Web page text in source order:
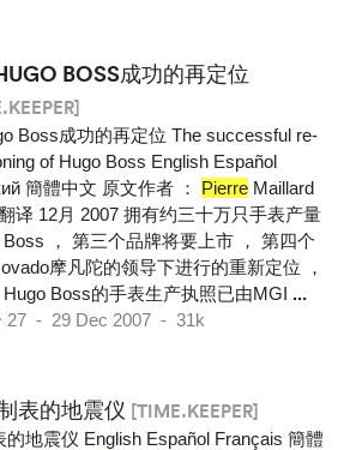
BOSS成功的再定位
Boss成功的再定位 The successful re-
of Hugo Boss English Español
簡體中文 原文作者 ： Pierre Maillard
译 12月 2007 拥有约三十万只手表产量
Boss ， 第三个品牌将要上市 ， 第四个
摩凡陀的领导下进行的重新定位 ，
Boss的手表生产执照已由MGI ...
- 29 Dec 2007 - 31k
表的地震仪 [TIME.KEEPER]
的地震仪 English Español Français 簡體